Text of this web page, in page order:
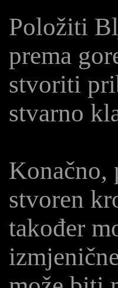
Položiti
prema
stvoriti
stvarno
Konačno,
stvoren
također